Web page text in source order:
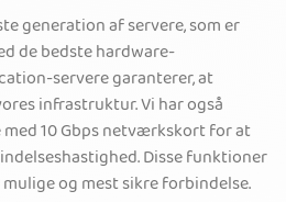
generation af servere, som er
de bedste hardware-
servere garanterer, at
infrastruktur. Vi har også
10 Gbps netværkskort for at
Disse funktioner
og mest sikre forbindelse.